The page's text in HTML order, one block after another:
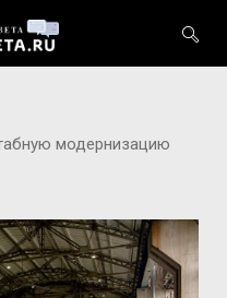
модернизацию